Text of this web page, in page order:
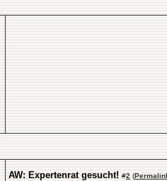
AW: Expertenrat gesucht! #2 (